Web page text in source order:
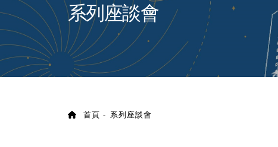
系列座談會
首頁 系列座談會